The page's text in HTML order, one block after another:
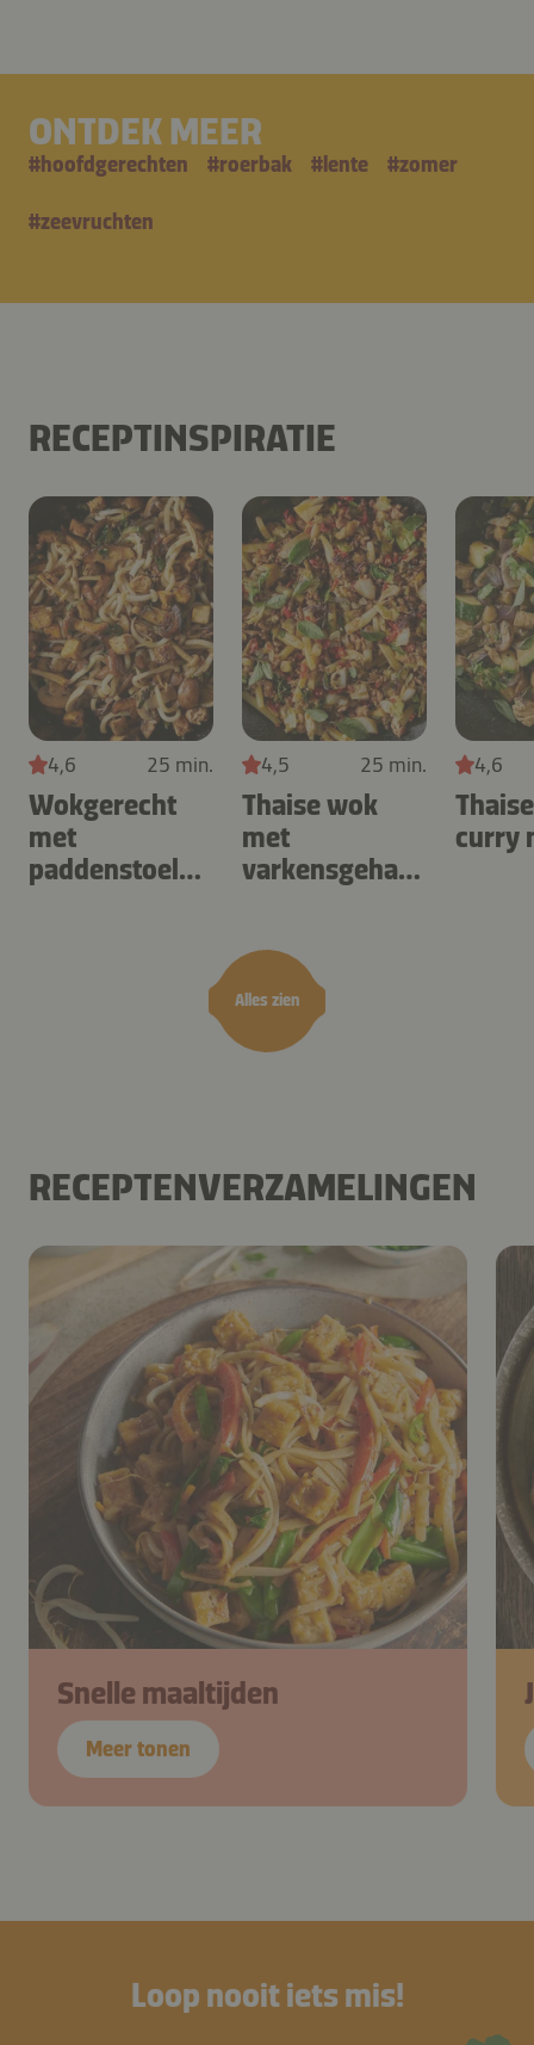
ONTDEK MEER
#hoofdgerechten #roerbak #lente #zomer
#zeevruchten
RECEPTINSPIRATIE
Alles zien
4,6 25 min.
Wokgerecht
met
paddenstoelen
4,5 25 min.
Thaise wok
met
varkensgehakt
4,6
curry
RECEPTENVERZAMELINGEN
Snelle maaltijden
Meer tonen
Loop nooit iets mis!